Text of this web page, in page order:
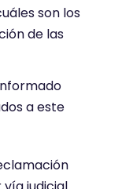
son los
de las
a este